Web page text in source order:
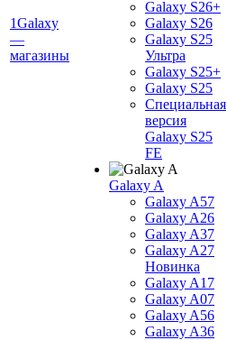
1Galaxy
—
магазины
Galaxy S26+
Galaxy S26
Galaxy S25
Ультра
Galaxy S25+
Galaxy S25
Специальная
версия
Galaxy S25
FE
Galaxy A
Galaxy A57
Galaxy A26
Galaxy A37
Galaxy A27
Новинка
Galaxy A17
Galaxy A07
Galaxy A56
Galaxy A36